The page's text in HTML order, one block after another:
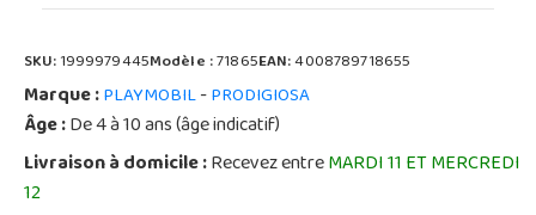
SKU:1999979445Modèle :71865EAN:4008789718655
Marque :PLAYMOBIL-PRODIGIOSA
Âge :De 4 à 10 ans (âge indicatif)
Livraison à domicile :Recevez entreMARDI 11 ET MERCREDI
12